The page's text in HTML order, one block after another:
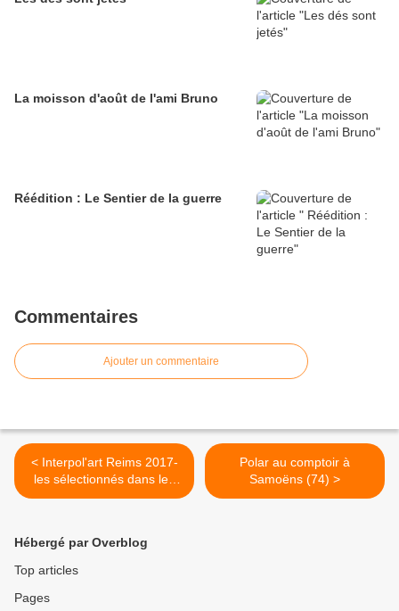
La moisson d'août de l'ami Bruno
Réédition : Le Sentier de la guerre
Commentaires
Ajouter un commentaire
< Interpol'art Reims 2017-
les sélectionnés dans les
catégories romans et BD
Polar au comptoir à
Samoëns (74) >
Hébergé par Overblog
Top articles
Pages